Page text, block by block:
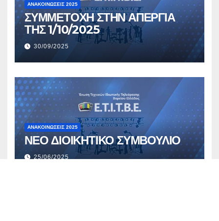
ΑΝΑΚΟΙΝΏΣΕΙΣ 2025
ΣΥΜΜΕΤΟΧΗ ΣΤΗΝ ΑΠΕΡΓΙΑ
ΤΗΣ 1/10/2025
30/09/2025
ΑΝΑΚΟΙΝΏΣΕΙΣ 2025
ΝΕΟ ΔΙΟΙΚΗΤΙΚΟ ΣΥΜΒΟΥΛΙΟ
25/06/2025